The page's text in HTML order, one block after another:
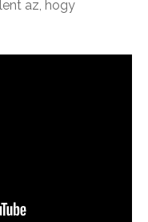
az, hogy